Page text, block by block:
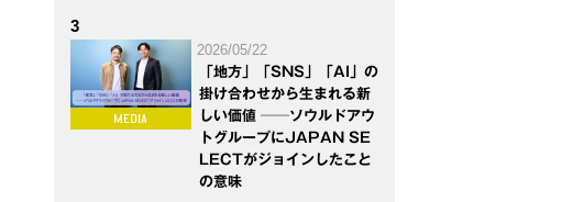
3
2026/05/22
「地方」「SNS」「AI」の
掛け合わせから生まれる新
しい価値 ──ソウルドアウ
トグループにJAPAN SE
LECTがジョインしたこと
の意味